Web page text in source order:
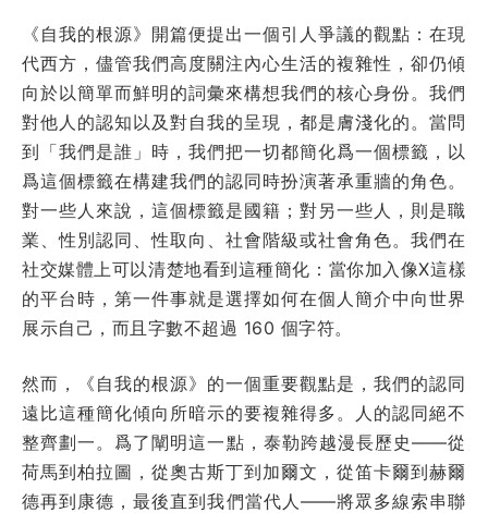
《自我的根源》開篇便提出一個引人爭議的觀點：在現
代西方，儘管我們高度關注內心生活的複雜性，卻仍傾
向於以簡單而鮮明的詞彙來構想我們的核心身份。我們
對他人的認知以及對自我的呈現，都是膚淺化的。當問
到「我們是誰」時，我們把一切都簡化爲一個標籤，以
爲這個標籤在構建我們的認同時扮演著承重牆的角色。
對一些人來說，這個標籤是國籍；對另一些人，則是職
業、性別認同、性取向、社會階級或社會角色。我們在
社交媒體上可以清楚地看到這種簡化：當你加入像X這樣
的平台時，第一件事就是選擇如何在個人簡介中向世界
展示自己，而且字數不超過 160 個字符。
然而，《自我的根源》的一個重要觀點是，我們的認同
遠比這種簡化傾向所暗示的要複雜得多。人的認同絕不
整齊劃一。爲了闡明這一點，泰勒跨越漫長歷史——從
荷馬到柏拉圖，從奧古斯丁到加爾文，從笛卡爾到赫爾
德再到康德，最後直到我們當代人——將眾多線索串聯